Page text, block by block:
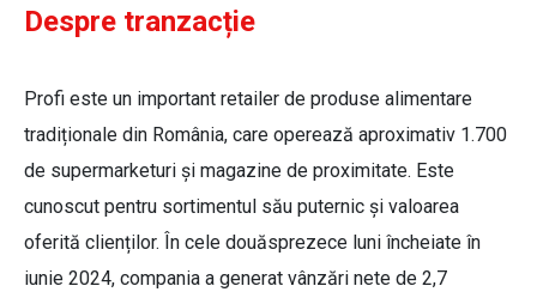
Despre tranzacție
Profi este un important retailer de produse alimentare
tradiționale din România, care operează aproximativ 1.700
de supermarketuri și magazine de proximitate. Este
cunoscut pentru sortimentul său puternic și valoarea
oferită clienților. În cele douăsprezece luni încheiate în
iunie 2024, compania a generat vânzări nete de 2,7